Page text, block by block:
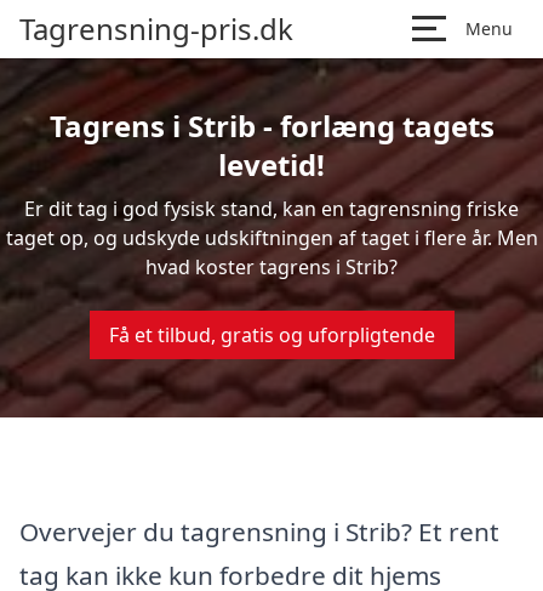
Tagrensning-pris.dk Menu
Tagrens i Strib - forlæng tagets
levetid!
Er dit tag i god fysisk stand, kan en tagrensning friske
taget op, og udskyde udskiftningen af taget i flere år. Men
hvad koster tagrens i Strib?
Få et tilbud, gratis og uforpligtende
Overvejer du tagrensning i Strib? Et rent
tag kan ikke kun forbedre dit hjems